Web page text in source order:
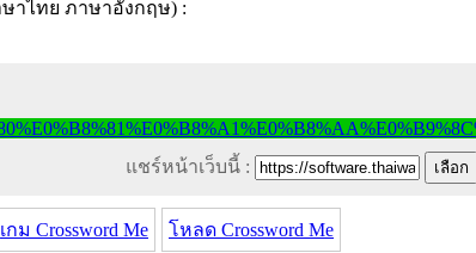
แชร์หน้าเว็บนี้ :
เกม Crossword Me โหลด Crossword Me